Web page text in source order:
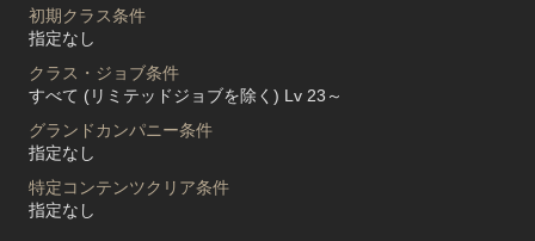
初期クラス条件
指定なし
クラス・ジョブ条件
すべて (リミテッドジョブを除く) Lv 23～
グランドカンパニー条件
指定なし
特定コンテンツクリア条件
指定なし